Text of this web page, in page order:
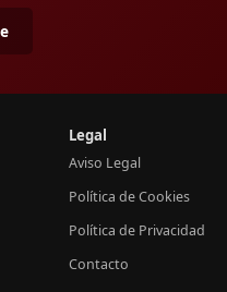
Legal
Aviso Legal
Política de Cookies
Política de Privacidad
Contacto